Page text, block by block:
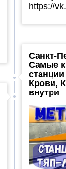
https://
Санкт-
Самые
Крови,
внутри